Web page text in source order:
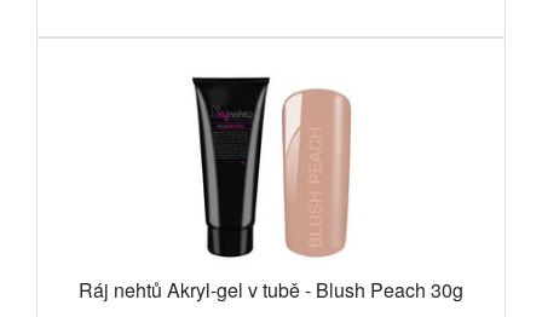
Ráj nehtů Akryl-gel v tubě - Blush Peach 30g